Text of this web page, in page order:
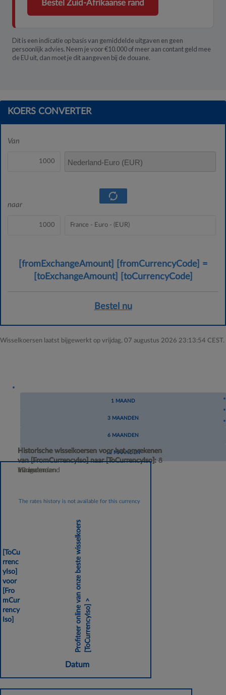
Bestel Zuid-Afrikaanse rand
Dit is een indicatie op basis van gemiddelde uitgaven en geen
persoonlijk advies. Neem je voor €10.000 of meer aan contant geld mee
de EU uit, dan moet je dit aangeven bij de douane.
KOERS CONVERTER
Van
Nederland-Euro (EUR)
naar
[fromExchangeAmount] [fromCurrencyCode] Euro
=
[toExchangeAmount]
[toCurrencyCode]
Bestel nu
Wisselkoersen laatst bijgewerkt op vrijdag, 07 augustus 2026 23:13:54 CEST.
1 MAAND
3 MAANDEN
6 MAANDEN
12 MAANDEN
Historische wisselkoersen voor het omrekenen
van[FromCurrencyIso]naar[ToCurrencyIso] :
Vorige maand
Historische wisselkoersen voor het omrekenen
van[FromCurrencyIso]naar[ToCurrencyIso] :3
maanden
Historische wisselkoersen voor het omrekenen
van[FromCurrencyIso]naar[ToCurrencyIso] :6
maanden
Historische wisselkoersen voor het omrekenen
van[FromCurrencyIso]naar[ToCurrencyIso] :
12 maanden
[ToCu
rrenc
yIso]
voor
[Fro
mCur
rency
Iso]
Profiteer online van onze beste wisselkoers[ToCurrencyIso]
>
The rates history is not available for this currency
Datum